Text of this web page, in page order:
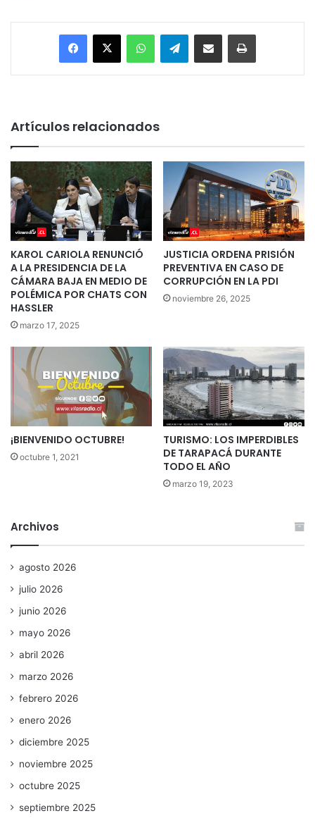
Facebook
X WhatsAppTelegramEnviar vía email Imprimir
Artículos relacionados
KAROL CARIOLA RENUNCIÓ
A LA PRESIDENCIA DE LA
CÁMARA BAJA EN MEDIO DE
POLÉMICA POR CHATS CON
HASSLER
marzo 17, 2025
JUSTICIA ORDENA PRISIÓN
PREVENTIVA EN CASO DE
CORRUPCIÓN EN LA PDI
noviembre 26, 2025
¡BIENVENIDO OCTUBRE!
octubre 1, 2021
TURISMO: LOS IMPERDIBLES
DE TARAPACÁ DURANTE
TODO EL AÑO
marzo 19, 2023
Archivos
agosto 2026
julio 2026
junio 2026
mayo 2026
abril 2026
marzo 2026
febrero 2026
enero 2026
diciembre 2025
noviembre 2025
octubre 2025
septiembre 2025